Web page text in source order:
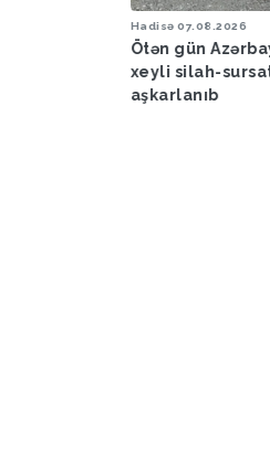
Hadisə 07.08.2026
Ötən gün
xeyli silah-
aşkarlanıb